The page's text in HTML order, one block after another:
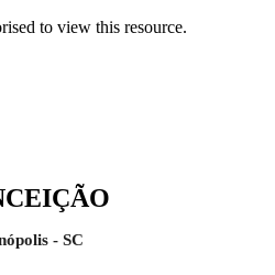
to view this resource.
- SC